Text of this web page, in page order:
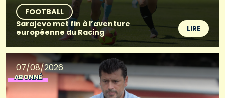
FOOTBALL
Sarajevo met fin à l’aventure
européenne du Racing
LIRE
07/08/2026
ABONNÉ